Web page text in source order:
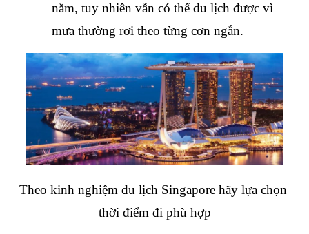
năm, tuy nhiên vẫn có thể du lịch được vì
mưa thường rơi theo từng cơn ngắn.
Theo kinh nghiệm du lịch Singapore hãy lựa chọn
thời điểm đi phù hợp